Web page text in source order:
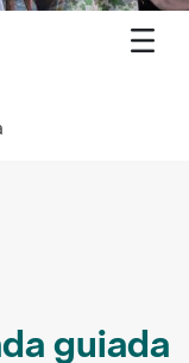
guiada
guiats |